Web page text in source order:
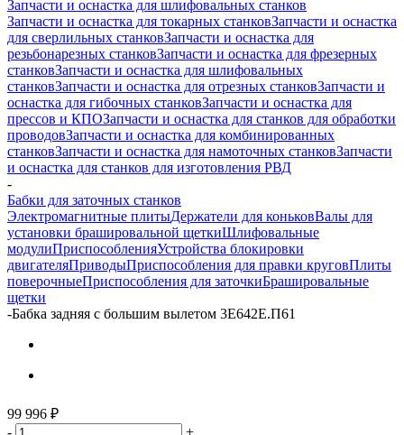
Запчасти и оснастка для шлифовальных станков
Запчасти и оснастка для токарных станковЗапчасти и оснастка
для сверлильных станковЗапчасти и оснастка для
резьбонарезных станковЗапчасти и оснастка для фрезерных
станковЗапчасти и оснастка для шлифовальных
станковЗапчасти и оснастка для отрезных станковЗапчасти и
оснастка для гибочных станковЗапчасти и оснастка для
прессов и КПОЗапчасти и оснастка для станков для обработки
проводовЗапчасти и оснастка для комбинированных
станковЗапчасти и оснастка для намоточных станковЗапчасти
и оснастка для станков для изготовления РВД
-
Бабки для заточных станков
Электромагнитные плитыДержатели для коньковВалы для
установки брашировальной щеткиШлифовальные
модулиПриспособленияУстройства блокировки
двигателяПриводыПриспособления для правки круговПлиты
поверочныеПриспособления для заточкиБрашировальные
щетки
-Бабка задняя с большим вылетом 3Е642Е.П61
99 996 ₽
-
+